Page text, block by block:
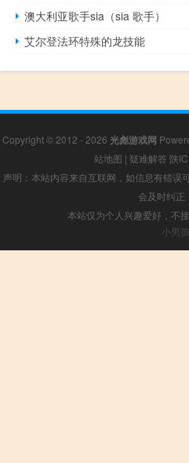
澳大利亚歌手sia（sia 歌手）
艾尔登法环特殊的龙技能
Copyright © 2012 - 2026 光彪游戏网
站地图 | 疑难解答 陕
声明：本站内容来自互联网，如信息有错误
会及时纠正
本站仅为个人兴趣爱好，不
小男孩